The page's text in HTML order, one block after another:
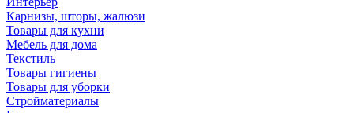
Карнизы, шторы, жалюзи
Товары для кухни
Мебель для дома
Текстиль
Товары гигиены
Товары для уборки
Стройматериалы